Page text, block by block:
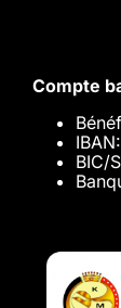
Compte
BIC/